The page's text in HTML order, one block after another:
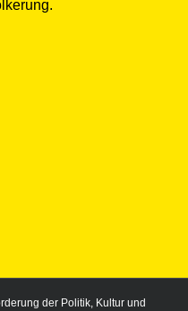
der Politik, Kultur und